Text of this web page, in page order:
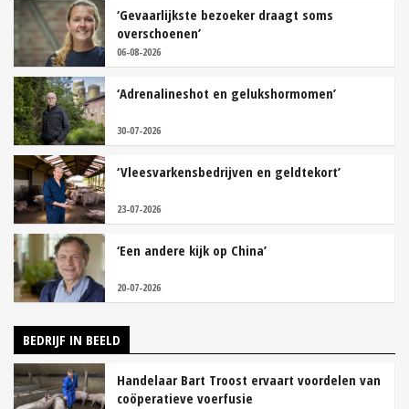
‘Gevaarlijkste bezoeker draagt soms
overschoenen’
06-08-2026
‘Adrenalineshot en gelukshormomen’
30-07-2026
‘Vleesvarkensbedrijven en geldtekort’
23-07-2026
‘Een andere kijk op China’
20-07-2026
BEDRIJF IN BEELD
Handelaar Bart Troost ervaart voordelen van
coöperatieve voerfusie